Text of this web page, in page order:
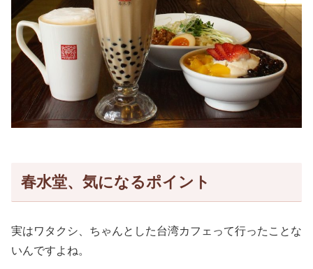
春水堂、気になるポイント
実はワタクシ、ちゃんとした台湾カフェって行ったことな
いんですよね。